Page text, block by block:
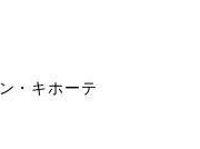
・キホーテ